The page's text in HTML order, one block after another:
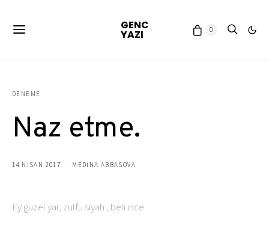
GENC
YAZI 0
DENEME
Naz etme.
14 NISAN 2017 MEDINA ABBASOVA
Ey güzel yar, zülfü siyah , beli ince